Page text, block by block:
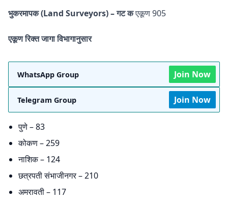
भुकरमापक (Land Surveyors) – गट कएकूण 905
एकूण रिक्त जागा विभागानुसार
WhatsApp Group Join Now
Telegram Group Join Now
पुणे – 83
कोकण – 259
नाशिक – 124
छत्रपती संभाजीनगर – 210
अमरावती – 117